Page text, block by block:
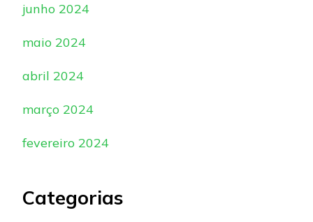
junho 2024
maio 2024
abril 2024
março 2024
fevereiro 2024
Categorias